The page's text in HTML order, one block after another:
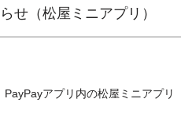
せ（松屋ミニアプリ）
アプリ内の松屋ミニアプリ